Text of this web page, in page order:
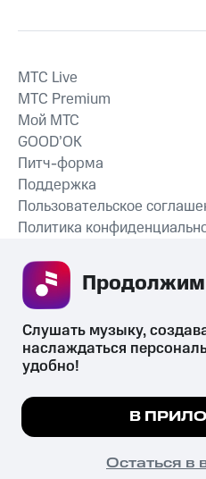
СКАЧАТЬ
MTС Live
MTС Premium
Мой МТС
GOOD’OK
Питч-форма
Поддержка
Пользовательское
Политика
психотропных веществ, их
их незаконный оборот запрещён
законодательством
© 2026 ООО «КИОН».
Все права защищены
Мы используем куки,
Подробнее
Слушать музыку,
наслаждаться
удобно!
В
Остаться в